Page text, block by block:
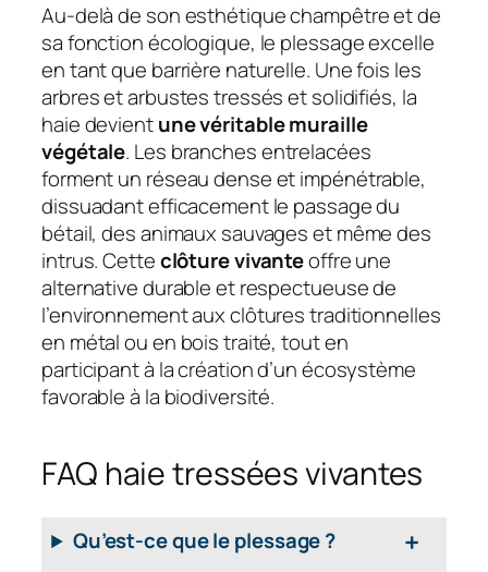
Au-delà de son esthétique champêtre et de
sa fonction écologique, le plessageexcelle
en tant que barrière naturelle. Une fois les
arbres et arbustes tressés et solidifiés, la
haie devientune véritable muraille
végétale. Les branches entrelacées
forment un réseau dense et impénétrable,
dissuadant efficacement le passage du
bétail, des animaux sauvages et même des
intrus. Cetteclôture vivanteoffre une
alternative durable et respectueuse de
l’environnement aux clôtures traditionnelles
en métal ou en bois traité, tout en
participant à la création d’un écosystème
favorable à la biodiversité.
FAQ haie tressées vivantes
Qu’est-ce que leplessage?